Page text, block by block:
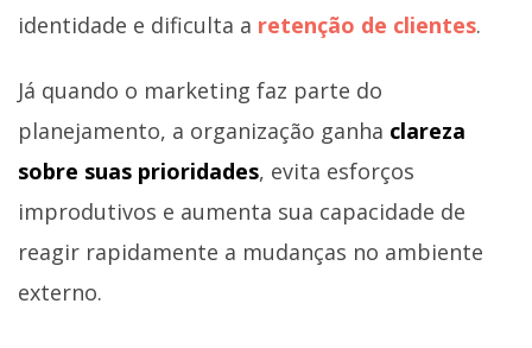
identidade e dificulta a retenção de clientes.
Já quando o marketing faz parte do
planejamento, a organização ganha clareza
sobre suas prioridades, evita esforços
improdutivos e aumenta sua capacidade de
reagir rapidamente a mudanças no ambiente
externo.